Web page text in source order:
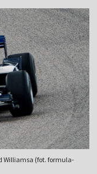
Williamsa (fot. formula-